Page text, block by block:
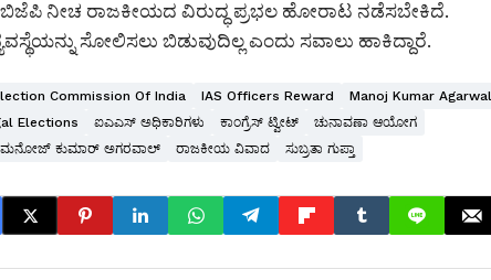
ಬಿಜೆಪಿ ನೀಚ ರಾಜಕೀಯದ ವಿರುದ್ಧ ಪ್ರಭಲ ಹೋರಾಟ ನಡೆಸಬೇಕಿದೆ‌.
ಸೋಲಿಸಲು ಬಿಡುವುದಿಲ್ಲ ಎಂದು ಸವಾಲು ಹಾಕಿದ್ದಾರೆ.
Commission Of India IAS Officers Reward
Manoj Kumar Agarwal
Elections ಐಎಎಸ್ ಅಧಿಕಾರಿಗಳು ಕಾಂಗ್ರೆಸ್ ಟ್ವೀಟ್
ಚುನಾವಣಾ ಆಯೋಗ
ಮನೋಜ್ ಕುಮಾರ್ ಅಗರವಾಲ್ ರಾಜಕೀಯ ವಿವಾದ ಸುಬ್ರತಾ ಗುಪ್ತಾ